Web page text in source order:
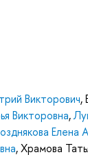
Викторович,
Викторовна,
Елена
,Храмова